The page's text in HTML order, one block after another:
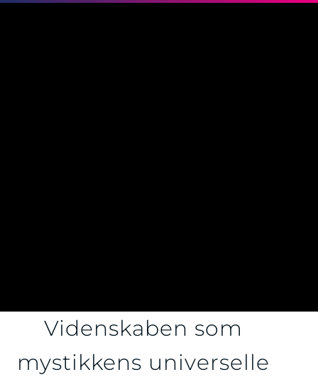
Videnskaben som
mystikkens universelle